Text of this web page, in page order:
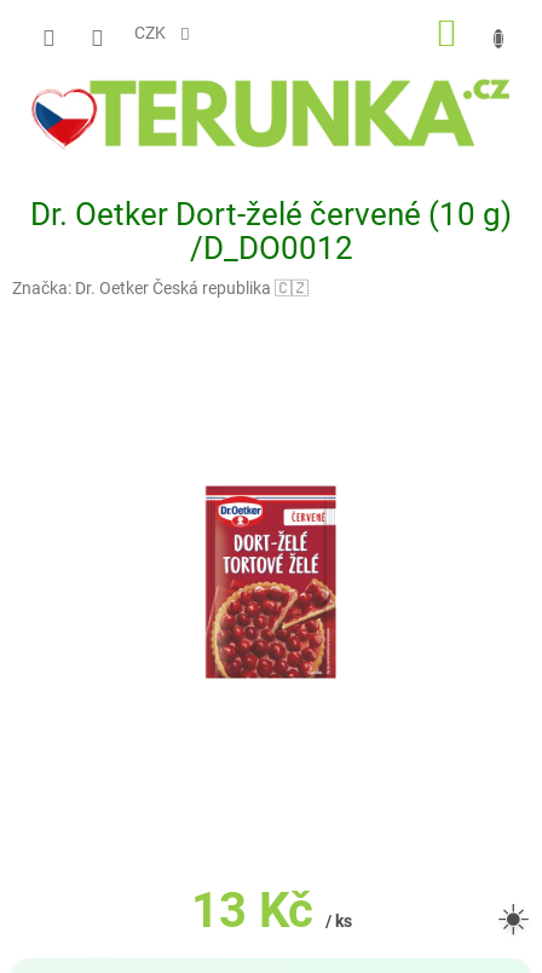
CZK
Dr. Oetker Dort-želé červené (10 g)
/D_DO0012
Značka: Dr. Oetker Česká republika 🇨🇿
13 Kč / ks ☀️